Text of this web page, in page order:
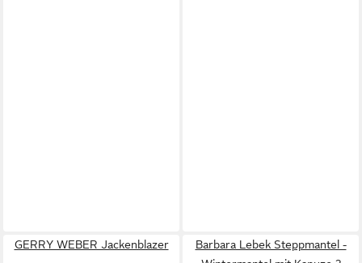
GERRY WEBER Jackenblazer
Barbara Lebek Steppmantel -